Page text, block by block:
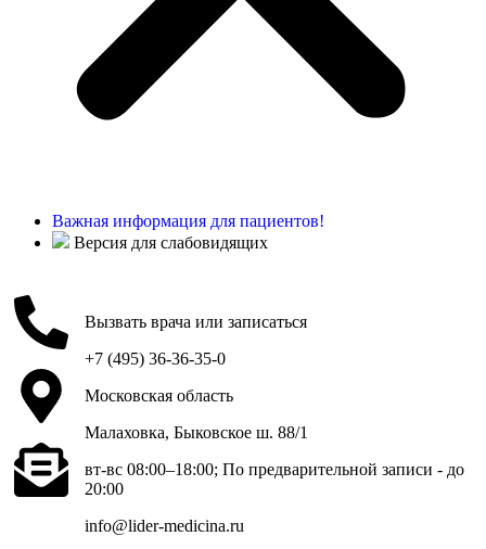
Важная информация для пациентов!
Версия для слабовидящих
Вызвать врача или записаться
+7 (495) 36-36-35-0
Московская область
Малаховка, Быковское ш. 88/1
вт-вс 08:00–18:00; По предварительной записи - до
20:00
info@lider-medicina.ru